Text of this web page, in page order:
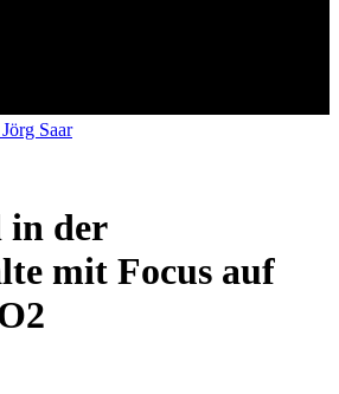
Saar
der
mit Focus auf